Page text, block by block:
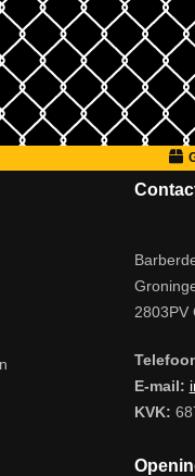
2803PV
E-mail:
KVK: